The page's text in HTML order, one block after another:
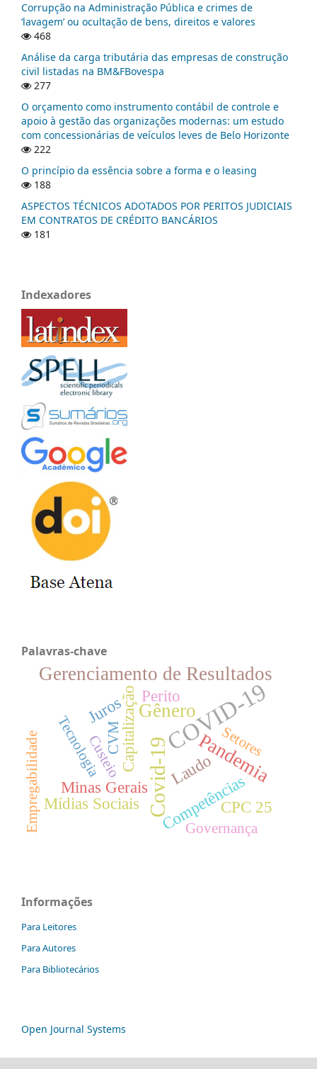
Corrupção na Administração Pública e crimes de
‘lavagem’ ou ocultação de bens, direitos e valores
468
Análise da carga tributária das empresas de construção
civil listadas na BM&FBovespa
277
O orçamento como instrumento contábil de controle e
apoio à gestão das organizações modernas: um estudo
com concessionárias de veículos leves de Belo Horizonte
222
O princípio da essência sobre a forma e o leasing
188
ASPECTOS TÉCNICOS ADOTADOS POR PERITOS JUDICIAIS
EM CONTRATOS DE CRÉDITO BANCÁRIOS
181
Indexadores
Palavras-chave
COVID-19
Covid-19
Gênero
Pandemia
Gerenciamento de Resultados
Capitalização
Juros
Laudo
Perito
Competências
Minas Gerais
CPC 25
Mídias Sociais
Governança
Custeio
Tecnologia
Empregabilidade Setores
CVM
Informações
Para Leitores
Para Autores
Para Bibliotecários
Open Journal Systems